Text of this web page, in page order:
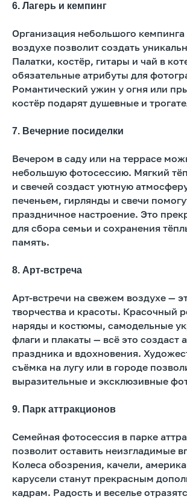
6. Лагерь и кемпинг
Организация небольшого
воздухе позволит создать
Палатки, костёр, гитары и чай в
обязательные атрибуты для
Романтический ужин у огня или
костёр подарят душевные и
7. Вечерние посиделки
Вечером в саду или на террасе
небольшую фотосессию. Мягкий
и свечей создаст уютную
печеньем, гирлянды и свечи
праздничное настроение. Это
для сбора семьи и сохранения
память.
8. Арт-встреча
Арт-встречи на свежем воздухе —
творчества и красоты. Красочный
наряды и костюмы, самодельные
флаги и плакаты — всё это создаст
праздника и вдохновения.
съёмка на лугу или в городе
выразительные и эксклюзивные
9. Парк аттракционов
Семейная фотосессия в парке
позволит оставить неизгладимые
Колеса обозрения, качели,
карусели станут прекрасным
кадрам. Радость и веселье